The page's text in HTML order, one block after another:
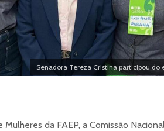
Senadora Tereza Cristina participou do
da FAEP, a Comissão